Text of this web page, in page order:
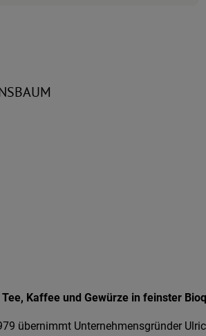
Tee, Kaffee und Gewürze in feinster
übernimmt Unternehmensgründer